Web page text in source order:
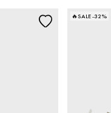
🔥SALE -32%